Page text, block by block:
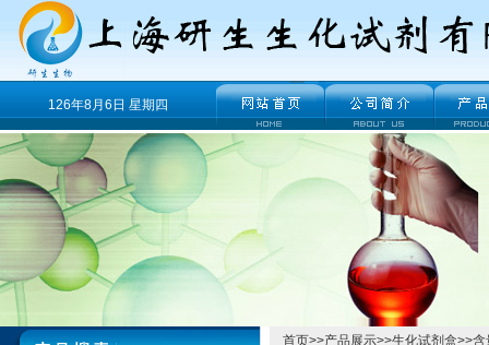
126年8月6日 星期四
首页>>产品展示>>生化试剂盒>>含